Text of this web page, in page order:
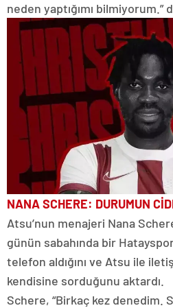
neden yaptığımı bilmiyorum.”
NANA SCHERE: DURUMUN
Atsu’nun menajeri Nana
günün sabahında bir
telefon aldığını ve Atsu ile
kendisine sorduğunu aktardı.
Schere, “Birkaç kez denedim.